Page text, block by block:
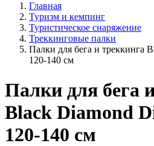
Главная
Туризм и кемпинг
Туристическое снаряжение
Треккинговые палки
Палки для бега и треккинга
120-140 см
Палки для бега
Black Diamond
120-140 см